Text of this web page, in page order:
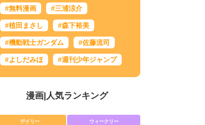
#無料漫画 #三浦涼介
#植田まさし #森下裕美
#機動戦士ガンダム #佐藤流司
#よしだみほ #週刊少年ジャンプ
漫画| 人気ランキング
デイリー ウィークリー